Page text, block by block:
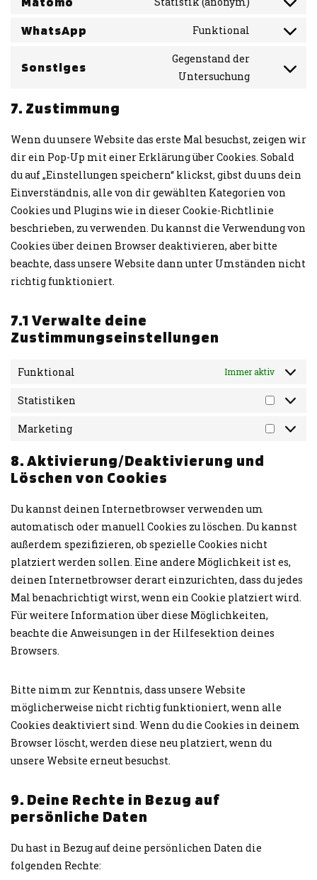
WhatsApp Funktional
Sonstiges
Gegenstand der
Untersuchung
7. Zustimmung
Wenn du unsere Website das erste Mal besuchst, zeigen wir
dir ein Pop-Up mit einer Erklärung über Cookies. Sobald
du auf „Einstellungen speichern“ klickst, gibst du uns dein
Einverständnis, alle von dir gewählten Kategorien von
Cookies und Plugins wie in dieser Cookie-Richtlinie
beschrieben, zu verwenden. Du kannst die Verwendung von
Cookies über deinen Browser deaktivieren, aber bitte
beachte, dass unsere Website dann unter Umständen nicht
richtig funktioniert.
7.1 Verwalte deine
Zustimmungseinstellungen
Funktional Immer aktiv
Statistiken
Marketing
8. Aktivierung/Deaktivierung und
Löschen von Cookies
Du kannst deinen Internetbrowser verwenden um
automatisch oder manuell Cookies zu löschen. Du kannst
außerdem spezifizieren, ob spezielle Cookies nicht
platziert werden sollen. Eine andere Möglichkeit ist es,
deinen Internetbrowser derart einzurichten, dass du jedes
Mal benachrichtigt wirst, wenn ein Cookie platziert wird.
Für weitere Information über diese Möglichkeiten,
beachte die Anweisungen in der Hilfesektion deines
Browsers.
Bitte nimm zur Kenntnis, dass unsere Website
möglicherweise nicht richtig funktioniert, wenn alle
Cookies deaktiviert sind. Wenn du die Cookies in deinem
Browser löscht, werden diese neu platziert, wenn du
unsere Website erneut besuchst.
9. Deine Rechte in Bezug auf
persönliche Daten
Du hast in Bezug auf deine persönlichen Daten die
folgenden Rechte: